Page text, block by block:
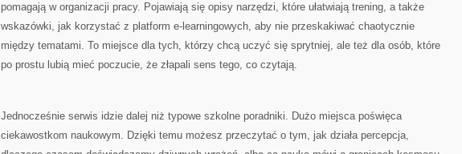
pomagają w organizacji pracy. Pojawiają się opisy narzędzi, które ułatwiają trening, a także
wskazówki, jak korzystać z platform e-learningowych, aby nie przeskakiwać chaotycznie
między tematami. To miejsce dla tych, którzy chcą uczyć się sprytniej, ale też dla osób, które
po prostu lubią mieć poczucie, że złapali sens tego, co czytają.
Jednocześnie serwis idzie dalej niż typowe szkolne poradniki. Dużo miejsca poświęca
ciekawostkom naukowym. Dzięki temu możesz przeczytać o tym, jak działa percepcja,